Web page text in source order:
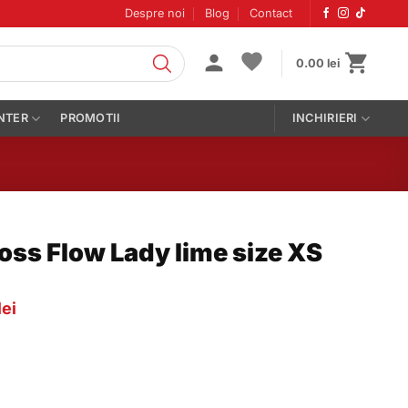
Despre noi Blog Contact
0.00 lei
PROMOTII INCHIRIERI
Flow Lady lime size XS
Lady lime size XS